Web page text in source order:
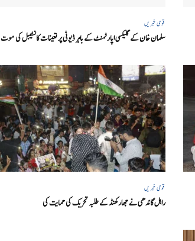
قومی خبریں
سلمان خان کے گلیکسی اپارٹمنٹ کے باہر ڈیوٹی پر تعینات کانسٹیبل کی موت
قومی خبریں
راہل گاندھی نے جھارکھنڈ کے طلبہ تحریک کی حمایت کی